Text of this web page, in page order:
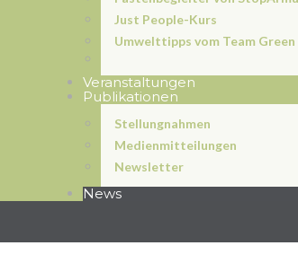
Just People-Kurs
Umwelttipps vom Team Green
Veranstaltungen
Publikationen
Stellungnahmen
Medienmitteilungen
Newsletter
News